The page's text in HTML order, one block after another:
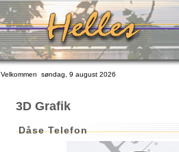
Velkommen søndag, 9 august 2026
3D Grafik
Dåse Telefon